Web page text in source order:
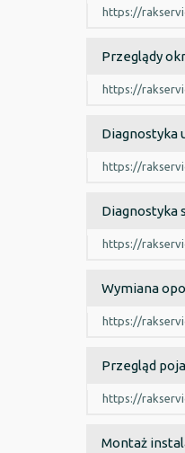
https://
Przeglądy
https://
Diagnostyka
https://
Diagnostyka
https://
Wymiana
https://
Przegląd
https://
Montaż